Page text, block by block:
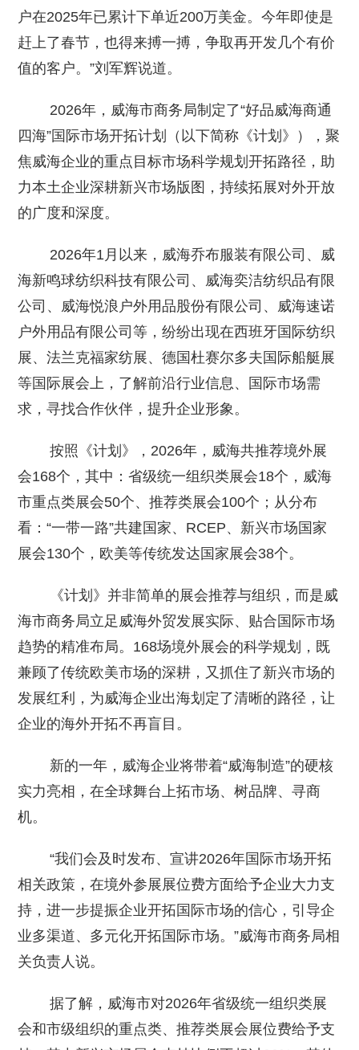
户在2025年已累计下单近200万美金。今年即使是
赶上了春节，也得来搏一搏，争取再开发几个有价
值的客户。”刘军辉说道。
2026年，威海市商务局制定了“好品威海商通
四海”国际市场开拓计划（以下简称《计划》），聚
焦威海企业的重点目标市场科学规划开拓路径，助
力本土企业深耕新兴市场版图，持续拓展对外开放
的广度和深度。
2026年1月以来，威海乔布服装有限公司、威
海新鸣球纺织科技有限公司、威海奕洁纺织品有限
公司、威海悦浪户外用品股份有限公司、威海速诺
户外用品有限公司等，纷纷出现在西班牙国际纺织
展、法兰克福家纺展、德国杜赛尔多夫国际船艇展
等国际展会上，了解前沿行业信息、国际市场需
求，寻找合作伙伴，提升企业形象。
按照《计划》，2026年，威海共推荐境外展
会168个，其中：省级统一组织类展会18个，威海
市重点类展会50个、推荐类展会100个；从分布
看：“一带一路”共建国家、RCEP、新兴市场国家
展会130个，欧美等传统发达国家展会38个。
《计划》并非简单的展会推荐与组织，而是威
海市商务局立足威海外贸发展实际、贴合国际市场
趋势的精准布局。168场境外展会的科学规划，既
兼顾了传统欧美市场的深耕，又抓住了新兴市场的
发展红利，为威海企业出海划定了清晰的路径，让
企业的海外开拓不再盲目。
新的一年，威海企业将带着“威海制造”的硬核
实力亮相，在全球舞台上拓市场、树品牌、寻商
机。
“我们会及时发布、宣讲2026年国际市场开拓
相关政策，在境外参展展位费方面给予企业大力支
持，进一步提振企业开拓国际市场的信心，引导企
业多渠道、多元化开拓国际市场。”威海市商务局相
关负责人说。
据了解，威海市对2026年省级统一组织类展
会和市级组织的重点类、推荐类展会展位费给予支